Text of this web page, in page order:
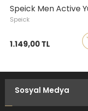
Speick
1.149,00 TL
Sosyal Medya